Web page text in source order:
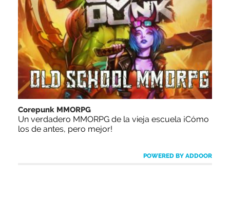
Corepunk MMORPG
Un verdadero MMORPG de la vieja escuela ¡Cómo
los de antes, pero mejor!
POWERED BY ADDOOR